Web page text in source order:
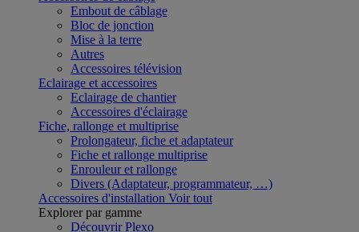
Embout de câblage
Bloc de jonction
Mise à la terre
Autres
Accessoires télévision
Eclairage et accessoires
Eclairage de chantier
Accessoires d'éclairage
Fiche, rallonge et multiprise
Prolongateur, fiche et adaptateur
Fiche et rallonge multiprise
Enrouleur et rallonge
Divers (Adaptateur, programmateur, …)
Accessoires d'installation Voir tout
Explorer par gamme
Découvrir Plexo